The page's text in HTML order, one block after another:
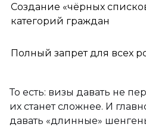
Создание «чёрных
категорий граждан
Полный запрет для всех
То есть: визы давать не
их станет сложнее. И
давать «длинные»